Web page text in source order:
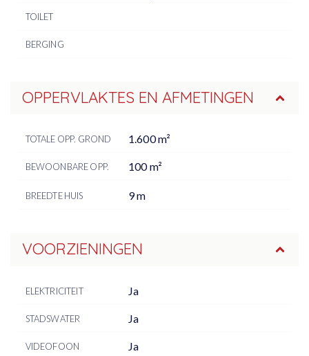
TOILET
BERGING
OPPERVLAKTES EN AFMETINGEN
TOTALE OPP. GROND 1.600 m²
BEWOONBARE OPP. 100 m²
BREEDTE HUIS 9 m
VOORZIENINGEN
ELEKTRICITEIT Ja
STADSWATER Ja
VIDEOFOON Ja